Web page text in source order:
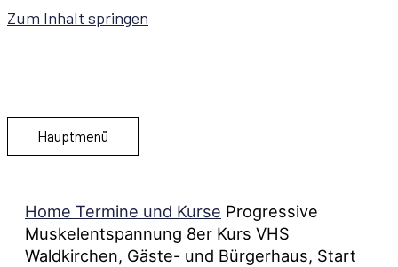
Zum Inhalt springen
Hauptmenü
Home Termine und Kurse Progressive
Muskelentspannung 8er Kurs VHS
Waldkirchen, Gäste- und Bürgerhaus, Start